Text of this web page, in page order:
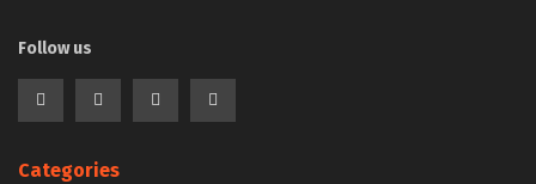
Follow us
Categories